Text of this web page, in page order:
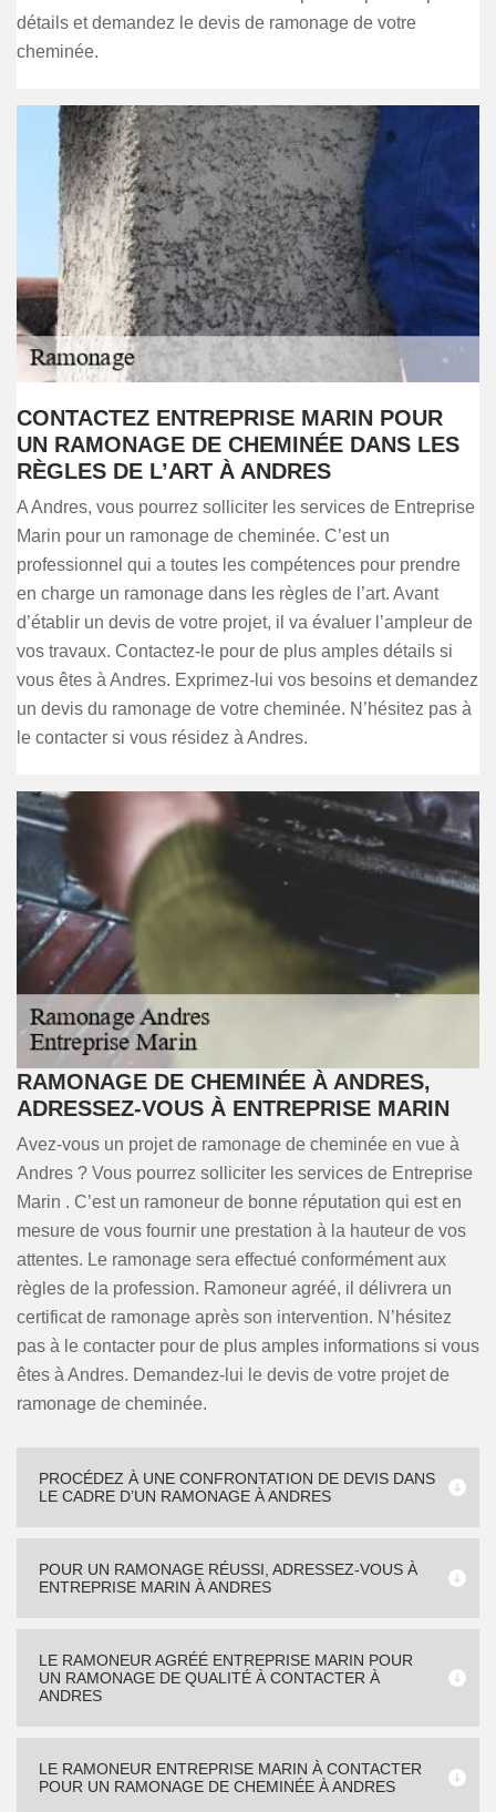
détails et demandez le devis de ramonage de votre
cheminée.
CONTACTEZ ENTREPRISE MARIN POUR
UN RAMONAGE DE CHEMINÉE DANS LES
RÈGLES DE L’ART À ANDRES
A Andres, vous pourrez solliciter les services de Entreprise
Marin pour un ramonage de cheminée. C’est un
professionnel qui a toutes les compétences pour prendre
en charge un ramonage dans les règles de l’art. Avant
d’établir un devis de votre projet, il va évaluer l’ampleur de
vos travaux. Contactez-le pour de plus amples détails si
vous êtes à Andres. Exprimez-lui vos besoins et demandez
un devis du ramonage de votre cheminée. N’hésitez pas à
le contacter si vous résidez à Andres.
RAMONAGE DE CHEMINÉE À ANDRES,
ADRESSEZ-VOUS À ENTREPRISE MARIN
Avez-vous un projet de ramonage de cheminée en vue à
Andres ? Vous pourrez solliciter les services de Entreprise
Marin . C’est un ramoneur de bonne réputation qui est en
mesure de vous fournir une prestation à la hauteur de vos
attentes. Le ramonage sera effectué conformément aux
règles de la profession. Ramoneur agréé, il délivrera un
certificat de ramonage après son intervention. N’hésitez
pas à le contacter pour de plus amples informations si vous
êtes à Andres. Demandez-lui le devis de votre projet de
ramonage de cheminée.
PROCÉDEZ À UNE CONFRONTATION DE DEVIS DANS
LE CADRE D’UN RAMONAGE À ANDRES
POUR UN RAMONAGE RÉUSSI, ADRESSEZ-VOUS À
ENTREPRISE MARIN À ANDRES
LE RAMONEUR AGRÉÉ ENTREPRISE MARIN POUR
UN RAMONAGE DE QUALITÉ À CONTACTER À
ANDRES
LE RAMONEUR ENTREPRISE MARIN À CONTACTER
POUR UN RAMONAGE DE CHEMINÉE À ANDRES